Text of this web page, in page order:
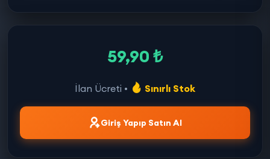
59,90 ₺
İlan Ücreti • Sınırlı Stok
Giriş Yapıp Satın Al